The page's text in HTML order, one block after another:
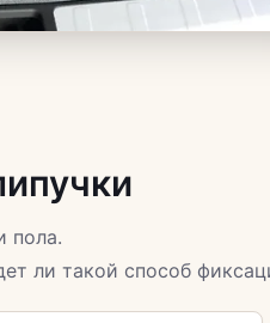
пола.
ли такой способ